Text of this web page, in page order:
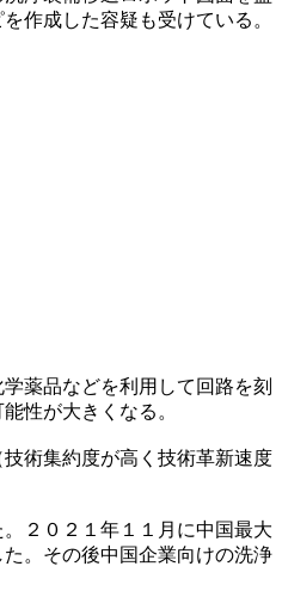
作成した容疑も受けている。
薬品などを利用して回路を刻
性が大きくなる。
術集約度が高く技術革新速度
２０２１年１１月に中国最大
。その後中国企業向けの洗浄